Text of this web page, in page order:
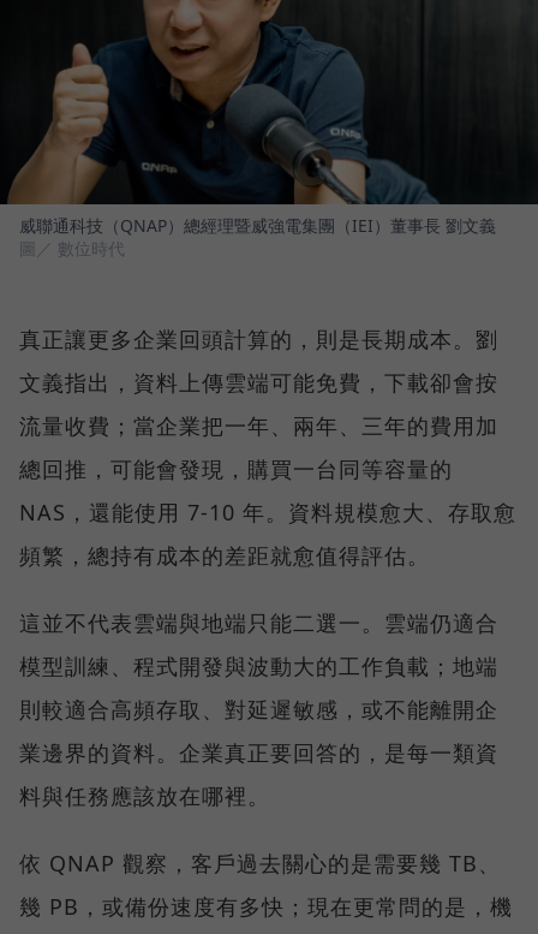
威聯通科技（QNAP）總經理暨威強電集團（IEI）董事長 劉文義
圖／ 數位時代
真正讓更多企業回頭計算的，則是長期成本。劉
文義指出，資料上傳雲端可能免費，下載卻會按
流量收費；當企業把一年、兩年、三年的費用加
總回推，可能會發現，購買一台同等容量的
NAS，還能使用 7-10 年。資料規模愈大、存取愈
頻繁，總持有成本的差距就愈值得評估。
這並不代表雲端與地端只能二選一。雲端仍適合
模型訓練、程式開發與波動大的工作負載；地端
則較適合高頻存取、對延遲敏感，或不能離開企
業邊界的資料。企業真正要回答的，是每一類資
料與任務應該放在哪裡。
依 QNAP 觀察，客戶過去關心的是需要幾 TB、
幾 PB，或備份速度有多快；現在更常問的是，機